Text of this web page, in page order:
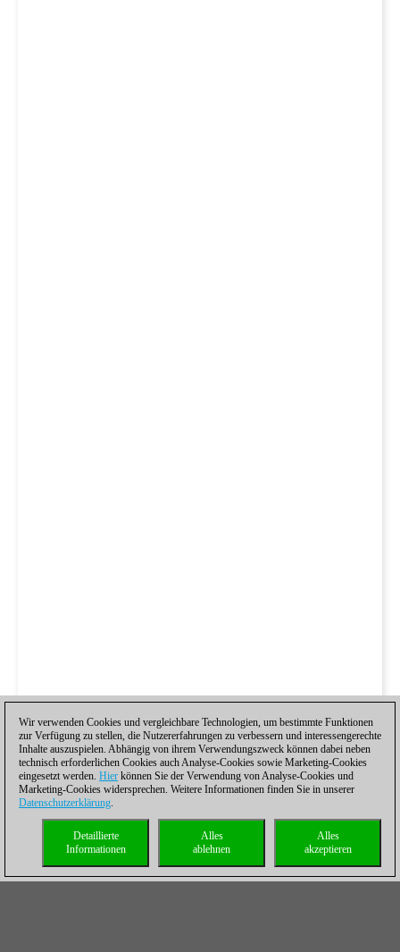
Wir verwenden Cookies und vergleichbare Technologien, um bestimmte Funktionen
zur Verfügung zu stellen, die Nutzererfahrungen zu verbessern und interessengerechte
Inhalte auszuspielen. Abhängig von ihrem Verwendungszweck können dabei neben
technisch erforderlichen Cookies auch Analyse-Cookies sowie Marketing-Cookies
eingesetzt werden. Hier können Sie der Verwendung von Analyse-Cookies und
Marketing-Cookies widersprechen. Weitere Informationen finden Sie in unserer
Datenschutzerklärung.
Alles
akzeptieren
Alles
ablehnen
Detaillierte
Informationen